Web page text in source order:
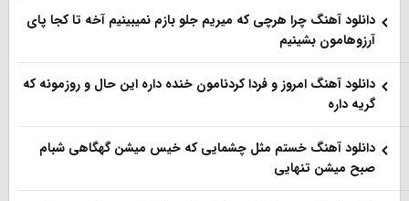
دانلود آهنگ چرا هرچی که میریم جلو بازم نمیبینیم آخه تا کجا پای
آرزوهامون بشینیم
دانلود آهنگ امروز و فردا کردنامون خنده داره این حال و روزمونه که
گریه داره
دانلود آهنگ خستم مثل چشمایی که خیس میشن گهگاهی شبام
صبح میشن تنهایی